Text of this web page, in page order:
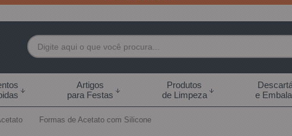
99855-7892
Artigos
para Festas
Produtos
de Limpeza
e
Formas de Acetato com Silicone